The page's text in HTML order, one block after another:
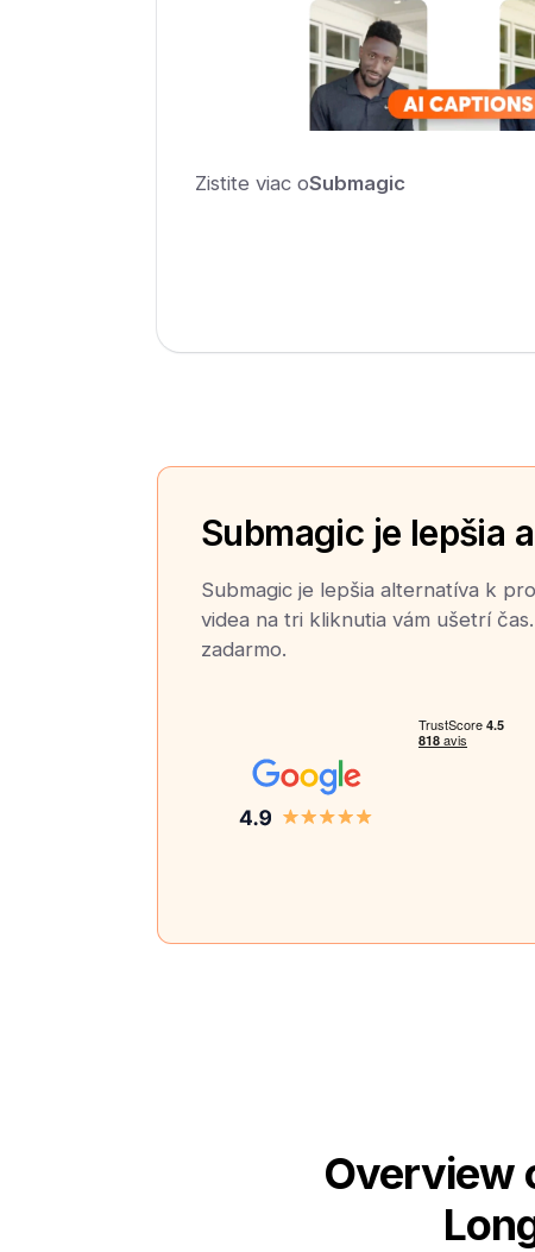
Zistite viac oSubmagic
Submagic je lepšia
Submagic je lepšia alternatíva k
videa na tri kliknutia vám ušetrí
zadarmo.
Overview